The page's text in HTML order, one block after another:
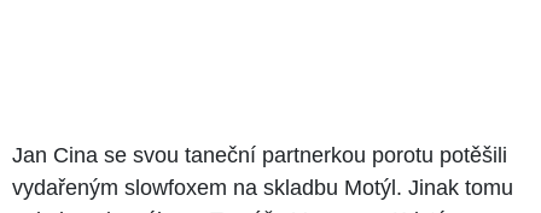
Jan Cina se svou taneční partnerkou porotu potěšili
vydařeným slowfoxem na skladbu Motýl. Jinak tomu